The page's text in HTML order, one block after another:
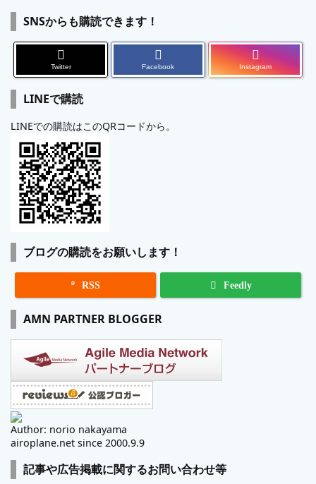
SNSからも購読できます！
Twitter Facebook Instagram
LINEで購読
LINEでの購読はこのQRコードから。
ブログの購読をお願いします！
 RSS Feedly
AMN PARTNER BLOGGER
Author: norio nakayama
airoplane.net since 2000.9.9
記事や広告掲載に関するお問い合わせ等